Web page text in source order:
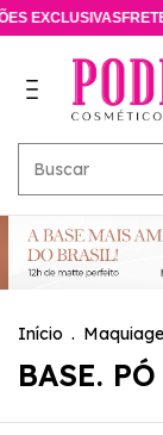
FRETE GRÁTIS
Início .
BASE. PÓ